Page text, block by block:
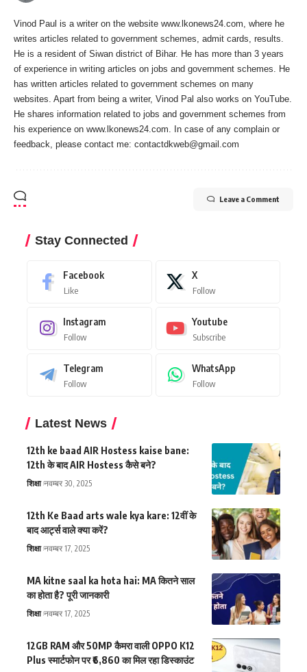
Vinod Paul is a writer on the website www.lkonews24.com, where he
writes articles related to government schemes, admit cards, results.
He is a resident of Siwan district of Bihar. He has more than 3 years
of experience in writing articles on jobs and government schemes. He
has written articles related to government schemes on many
websites. Apart from being a writer, Vinod Pal also works on YouTube.
He shares information related to jobs and government schemes from
his experience on www.lkonews24.com. In case of any complain or
feedback, please contact me: contactdkweb@gmail.com
Leave a Comment
Stay Connected
Facebook
Like
X
Follow
Instagram
Follow
Youtube
Subscribe
Telegram
Follow
WhatsApp
Follow
Latest News
12th ke baad AIR Hostess kaise bane:
12th के बाद AIR Hostess कैसे बने?
शिक्षा नवम्बर 30, 2025
12th Ke Baad arts wale kya kare: 12वीं के
बाद आर्ट्स वाले क्या करें?
शिक्षा नवम्बर 17, 2025
MA kitne saal ka hota hai: MA कितने साल
का होता है? पूरी जानकारी
शिक्षा नवम्बर 17, 2025
12GB RAM और 50MP कैमरा वाली OPPO K12
Plus स्मार्टफोन पर ₹6,860 का मिल रहा डिस्काउंट